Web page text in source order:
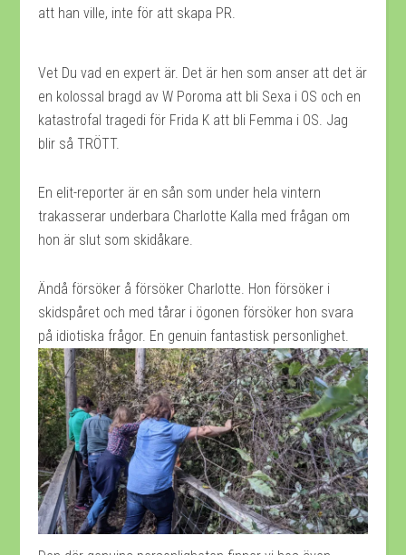
att han ville, inte för att skapa PR.
Vet Du vad en expert är. Det är hen som anser att det är
en kolossal bragd av W Poroma att bli Sexa i OS och en
katastrofal tragedi för Frida K att bli Femma i OS. Jag
blir så TRÖTT.
En elit-reporter är en sån som under hela vintern
trakasserar underbara Charlotte Kalla med frågan om
hon är slut som skidåkare.
Ändå försöker å försöker Charlotte. Hon försöker i
skidspåret och med tårar i ögonen försöker hon svara
på idiotiska frågor. En genuin fantastisk personlighet.